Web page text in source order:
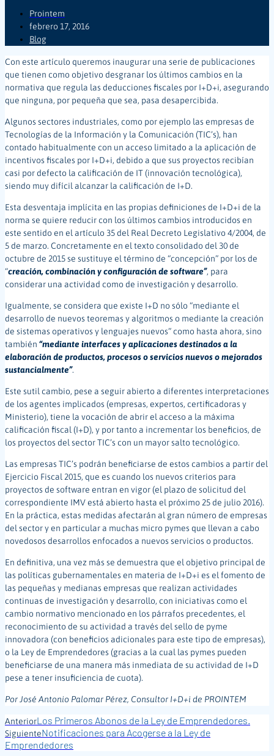
Prointem
febrero 17, 2016
Blog
Con este artículo queremos inaugurar una serie de publicaciones
que tienen como objetivo desgranar los últimos cambios en la
normativa que regula las deducciones fiscales por I+D+i, asegurando
que ninguna, por pequeña que sea, pasa desapercibida.
Algunos sectores industriales, como por ejemplo las empresas de
Tecnologías de la Información y la Comunicación (TIC’s), han
contado habitualmente con un acceso limitado a la aplicación de
incentivos fiscales por I+D+i, debido a que sus proyectos recibían
casi por defecto la calificación de IT (innovación tecnológica),
siendo muy difícil alcanzar la calificación de I+D.
Esta desventaja implícita en las propias definiciones de I+D+i de la
norma se quiere reducir con los últimos cambios introducidos en
este sentido en el artículo 35 del Real Decreto Legislativo 4/2004, de
5 de marzo. Concretamente en el texto consolidado del 30 de
octubre de 2015 se sustituye el término de “concepción” por los de
“creación, combinación y configuración de software”, para
considerar una actividad como de investigación y desarrollo.
Igualmente, se considera que existe I+D no sólo “mediante el
desarrollo de nuevos teoremas y algoritmos o mediante la creación
de sistemas operativos y lenguajes nuevos” como hasta ahora, sino
también “mediante interfaces y aplicaciones destinados a la
elaboración de productos, procesos o servicios nuevos o mejorados
sustancialmente”.
Este sutil cambio, pese a seguir abierto a diferentes interpretaciones
de los agentes implicados (empresas, expertos, certificadoras y
Ministerio), tiene la vocación de abrir el acceso a la máxima
calificación fiscal (I+D), y por tanto a incrementar los beneficios, de
los proyectos del sector TIC’s con un mayor salto tecnológico.
Las empresas TIC’s podrán beneficiarse de estos cambios a partir del
Ejercicio Fiscal 2015, que es cuando los nuevos criterios para
proyectos de software entran en vigor (el plazo de solicitud del
correspondiente IMV está abierto hasta el próximo 25 de julio 2016).
En la práctica, estas medidas afectarán al gran número de empresas
del sector y en particular a muchas micro pymes que llevan a cabo
novedosos desarrollos enfocados a nuevos servicios o productos.
En definitiva, una vez más se demuestra que el objetivo principal de
las políticas gubernamentales en materia de I+D+i es el fomento de
las pequeñas y medianas empresas que realizan actividades
continuas de investigación y desarrollo, con iniciativas como el
cambio normativo mencionado en los párrafos precedentes, el
reconocimiento de su actividad a través del sello de pyme
innovadora (con beneficios adicionales para este tipo de empresas),
o la Ley de Emprendedores (gracias a la cual las pymes pueden
beneficiarse de una manera más inmediata de su actividad de I+D
pese a tener insuficiencia de cuota).
Por José Antonio Palomar Pérez, Consultor I+D+i de PROINTEM
AnteriorLos Primeros Abonos de la Ley de Emprendedores.
SiguienteNotificaciones para Acogerse a la Ley de
Emprendedores